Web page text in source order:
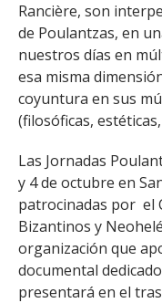
Rancière, son
de Poulantzas, en
nuestros días en
esa misma
coyuntura en sus
(filosóficas,
Las Jornadas
y 4 de octubre en
patrocinadas por el
Bizantinos y
organización que
documental
presentará en el